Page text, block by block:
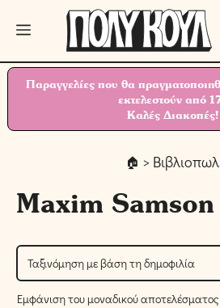
Μετάβαση
περιεχόμενο
Μενού
Παραγγελίες που θα
εκτελεστούν από
Καλές
>
Maxim Samson
Εμφάνιση του μοναδικού αποτελέσματος